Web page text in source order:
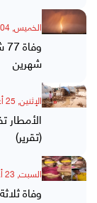
الخميس, 04 سبتمبر, 2025
شهرين
الإثنين, 25 أغسطس, 2025
الأمطار
(تقرير)
السبت, 23 أغسطس, 2025
وفاة